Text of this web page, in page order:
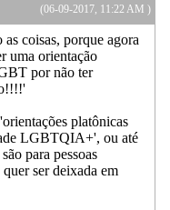
(06-09-2017, 11:22 AM )
coisas, porque agora
uma orientação
por não ter
platônicas
LGBTQIA+', ou até
para pessoas
ser deixada em